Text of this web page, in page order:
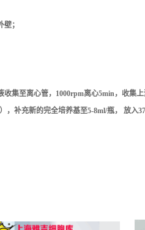
；
集至离心管，1000rpm离心5min， 收集
补充新的完全培养基至5-8ml/瓶， 放入